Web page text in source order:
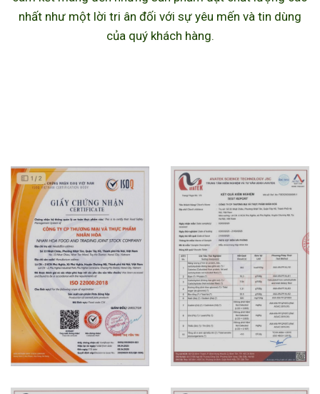
nhất như một lời tri ân đối với sự yêu mến và tin dùng
của quý khách hàng.